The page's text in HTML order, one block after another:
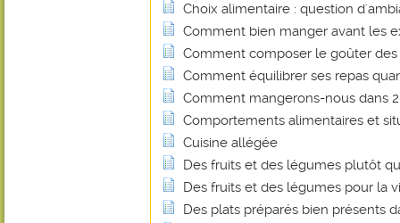
Choix alimentaire : question
Comment bien manger avant les
Comment composer le goûter des
Comment équilibrer ses repas
Comment mangerons-nous dans
Comportements alimentaires et
Cuisine allégée
Des fruits et des légumes plutôt
Des fruits et des légumes pour la
Des plats préparés bien présents